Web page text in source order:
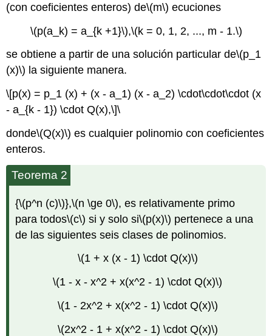
(con coeficientes enteros) de\(m\) ecuciones
\(p(a_k) = a_{k +1}\),\(k = 0, 1, 2, ..., m - 1.\)
se obtiene a partir de una solución particular de\(p_1
(x)\) la siguiente manera.
\[p(x) = p_1 (x) + (x - a_1) (x - a_2) \cdot\cdot\cdot (x
- a_{k - 1}) \cdot Q(x),\]\
donde\(Q(x)\) es cualquier polinomio con coeficientes
enteros.
Teorema 2
{\(p^n (c)\)},\(n \ge 0\), es relativamente primo
para todos\(c\) si y solo si\(p(x)\) pertenece a una
de las siguientes seis clases de polinomios.
\(1 + x (x - 1) \cdot Q(x)\)
\(1 - x - x^2 + x(x^2 - 1) \cdot Q(x)\)
\(1 - 2x^2 + x(x^2 - 1) \cdot Q(x)\)
\(2x^2 - 1 + x(x^2 - 1) \cdot Q(x)\)